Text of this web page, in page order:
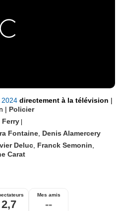
2024directement à la télévision |
| Policier
Ferry |
Fontaine Denis Alamercery
Deluc Franck Semonin
Carat
2,7
Mes amis
--